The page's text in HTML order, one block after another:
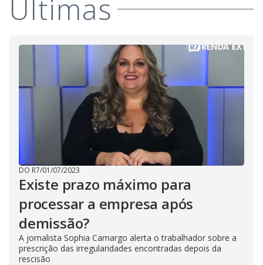
Últimas
DO R7/01/07/2023
Existe prazo máximo para
processar a empresa após
demissão?
A jornalista Sophia Camargo alerta o trabalhador sobre a
prescrição das irregularidades encontradas depois da
rescisão